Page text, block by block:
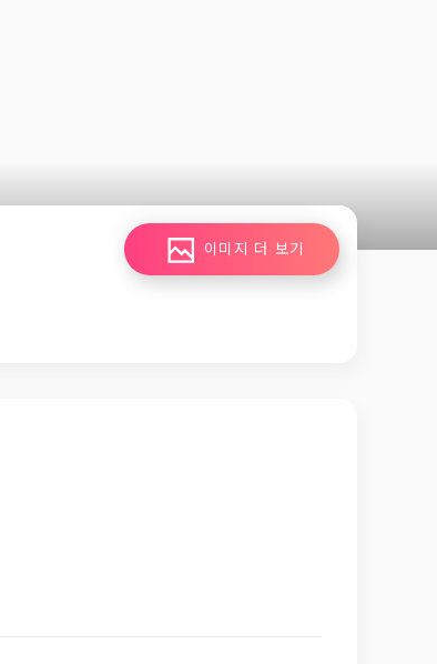
이미지 더 보기